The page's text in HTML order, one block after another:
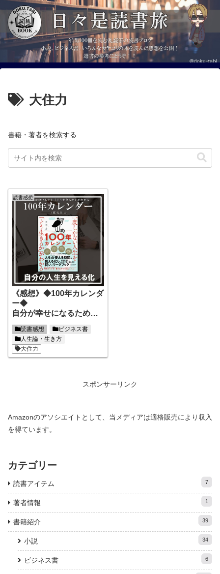
大住力
書籍・著者を検索する
読書感想
《感想》◆100年カレンダ
ー◆
自分が幸せになるために
自分の人生を見える化し
よう！
読書感想
ビジネス書
人生論・生き方
大住力
スポンサーリンク
Amazonのアソシエイトとして、当メディアは適格販売により収入
を得ています。
カテゴリー
読書アイテム 7
著者情報 1
書籍紹介 39
小説 34
ビジネス書 6